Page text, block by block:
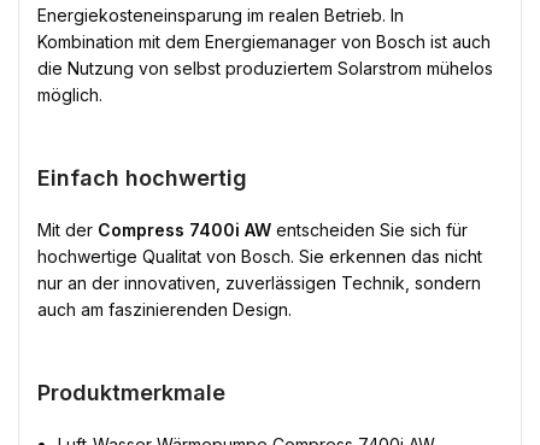
Energiekosteneinsparung im realen Betrieb. In
Kombination mit dem Energiemanager von Bosch ist auch
die Nutzung von selbst produziertem Solarstrom mühelos
möglich.
Einfach hochwertig
Mit der Compress 7400i AW entscheiden Sie sich für
hochwertige Qualitat von Bosch. Sie erkennen das nicht
nur an der innovativen, zuverlässigen Technik, sondern
auch am faszinierenden Design.
Produktmerkmale